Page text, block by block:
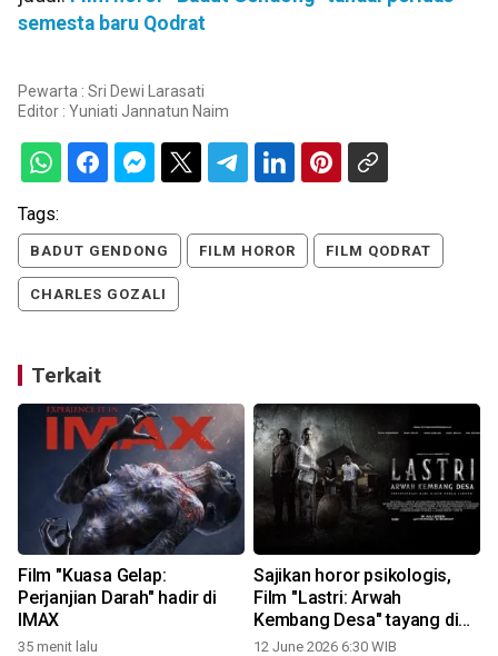
semesta baru Qodrat
Pewarta : Sri Dewi Larasati
Editor : Yuniati Jannatun Naim
Tags:
BADUT GENDONG FILM HOROR FILM QODRAT
CHARLES GOZALI
Terkait
Film "Kuasa Gelap:
Perjanjian Darah" hadir di
IMAX
35 menit lalu
Sajikan horor psikologis,
Film "Lastri: Arwah
Kembang Desa" tayang di
bioskop Juli
12 June 2026 6:30 WIB